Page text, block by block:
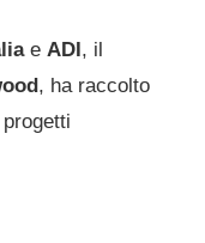
e ADI, il
, ha raccolto